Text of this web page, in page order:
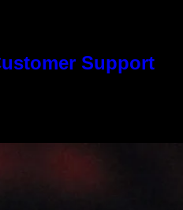
Support